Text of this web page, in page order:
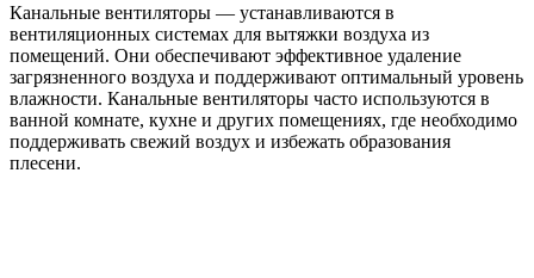
Канальные вентиляторы — устанавливаются в
вентиляционных системах для вытяжки воздуха из
помещений. Они обеспечивают эффективное удаление
загрязненного воздуха и поддерживают оптимальный уровень
влажности. Канальные вентиляторы часто используются в
ванной комнате, кухне и других помещениях, где необходимо
поддерживать свежий воздух и избежать образования
плесени.